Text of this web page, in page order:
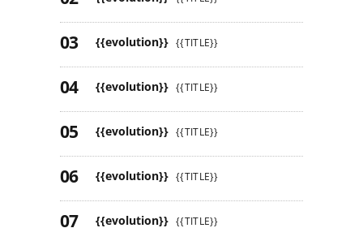
{{evolution}} {{TITLE}}
{{evolution}} {{TITLE}}
{{evolution}} {{TITLE}}
{{evolution}} {{TITLE}}
{{evolution}} {{TITLE}}